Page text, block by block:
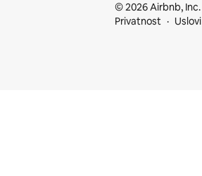
© 2026 Airbnb, Inc.
Privatnost
Uslovi